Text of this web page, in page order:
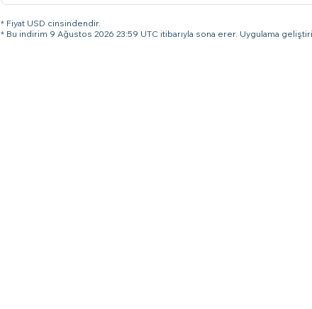
* Fiyat USD cinsindendir.
* Bu indirim 9 Ağustos 2026 23:59 UTC itibarıyla sona erer. Uygulama